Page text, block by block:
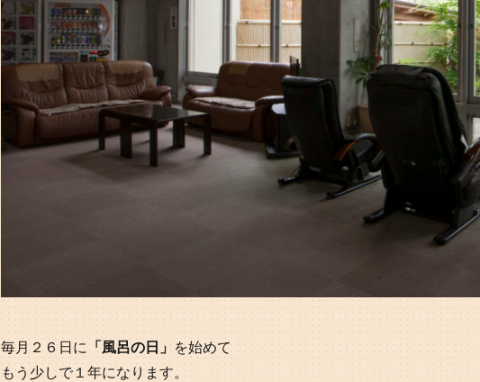
毎月２６日に 「風呂の日」 を始めて
もう少しで１年になります。